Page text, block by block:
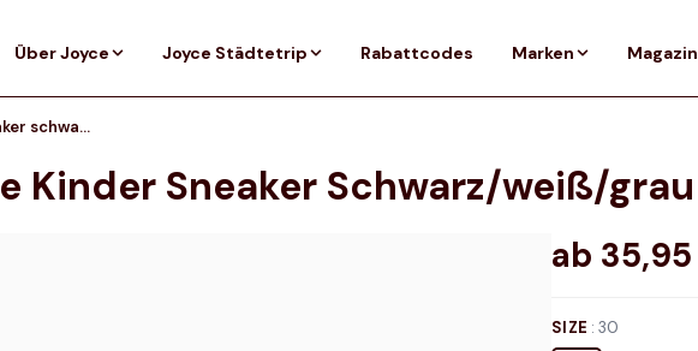
Über Joyce Joyce Städtetrip Rabattcodes Marken Magazin
New Balance 574 Core Kinder Sneaker schwarz/weiß/grau
Kinder Sneaker Schwarz/weiß/grau
ab 35,95
SIZE :30